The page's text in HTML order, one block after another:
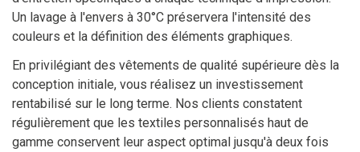
Un lavage à l'envers à 30°C préservera l'intensité des
couleurs et la définition des éléments graphiques.
En privilégiant des vêtements de qualité supérieure dès la
conception initiale, vous réalisez un investissement
rentabilisé sur le long terme. Nos clients constatent
régulièrement que les textiles personnalisés haut de
gamme conservent leur aspect optimal jusqu'à deux fois